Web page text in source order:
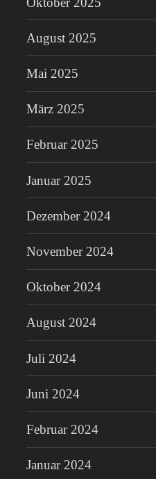
August 2025
Mai 2025
März 2025
Februar 2025
Januar 2025
Dezember 2024
November 2024
Oktober 2024
August 2024
Juli 2024
Juni 2024
Februar 2024
Januar 2024